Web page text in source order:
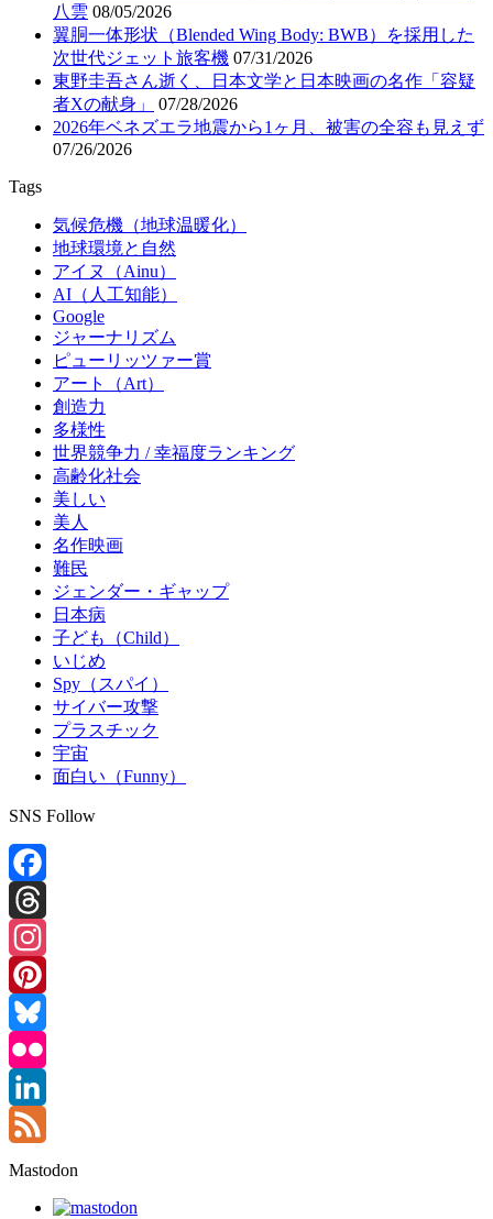
八雲 08/05/2026
翼胴一体形状（Blended Wing Body: BWB）を採用した
次世代ジェット旅客機 07/31/2026
東野圭吾さん逝く、日本文学と日本映画の名作「容疑
者Xの献身」
07/28/2026
2026年ベネズエラ地震から1ヶ月、被害の全容も見えず
07/26/2026
Tags
気候危機（地球温暖化）
地球環境と自然
アイヌ（Ainu）
AI（人工知能）
Google
ジャーナリズム
ピューリッツァー賞
アート（Art）
創造力
多様性
世界競争力 / 幸福度ランキング
高齢化社会
美しい
美人
名作映画
難民
ジェンダー・ギャップ
日本病
子ども（Child）
いじめ
Spy（スパイ）
サイバー攻撃
プラスチック
宇宙
面白い（Funny）
SNS Follow
Facebook
Threads
Instagram
Pinterest
Bluesky
Flickr
LinkedIn
Feed
Mastodon